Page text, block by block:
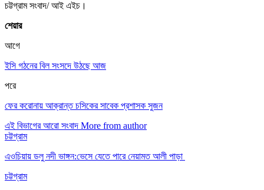
চট্টগ্রাম সংবাদ/ আই এইচ।
শেয়ার
আগে
ইসি গঠনের বিল সংসদে উঠছে আজ
পরে
ফের করোনায় আক্রান্ত চসিকের সাবেক প্রশাসক সুজন
এই বিভাগের আরো সংবাদ More from author
চট্টগ্রাম
এওচিয়ায় ডলু নদী ভাঙ্গন:ভেসে যেতে পারে নেয়ামত আলী পাড়া
চট্টগ্রাম